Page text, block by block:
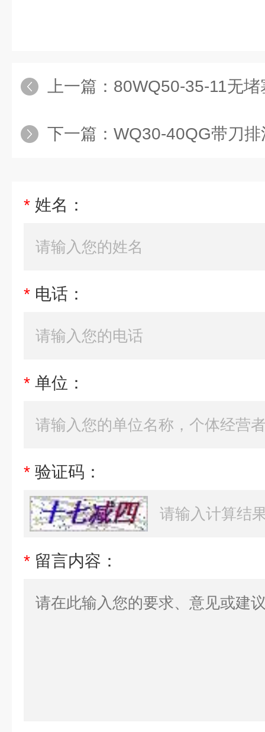
上一篇： 80WQ50-35-11无
下一篇： WQ30-40QG带刀排
* 姓名：
* 电话：
* 单位：
* 验证码：
* 留言内容：